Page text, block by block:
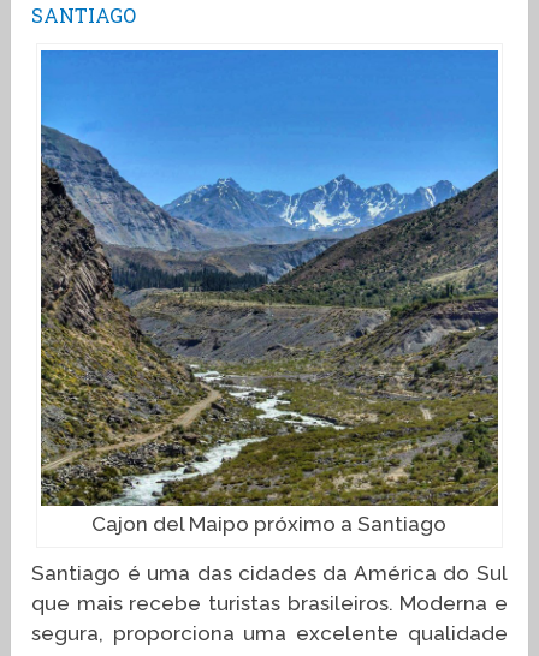
SANTIAGO
Cajon del Maipo próximo a Santiago
Santiago é uma das cidades da América do Sul
que mais recebe turistas brasileiros. Moderna e
segura, proporciona uma excelente qualidade